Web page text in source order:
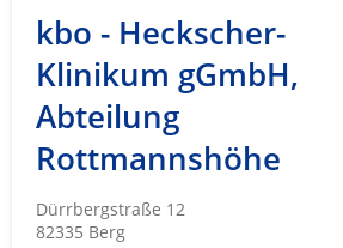
kbo - Heckscher-
Klinikum gGmbH,
Abteilung
Rottmannshöhe
Dürrbergstraße 12
82335 Berg